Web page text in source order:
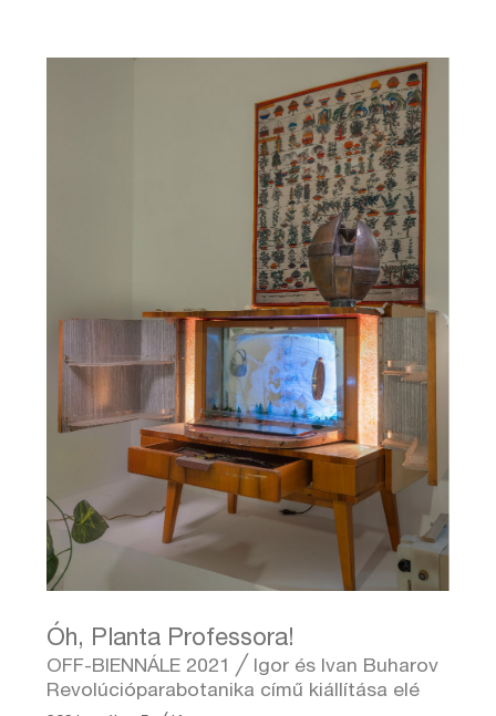
Óh, Planta Professora!
OFF-BIENNÁLE 2021 ╱ Igor és Ivan Buharov
Revolúcióparabotanika című kiállítása elé